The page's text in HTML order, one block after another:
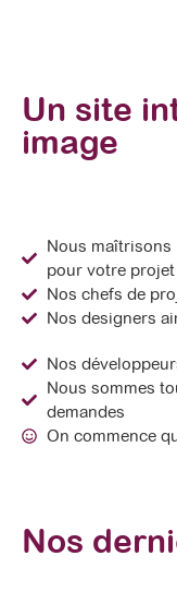
Un site
image
Nous
pour votre projet
Nos chefs de
Nos designers
Nos
Nous sommes
demandes
On commence
Nos